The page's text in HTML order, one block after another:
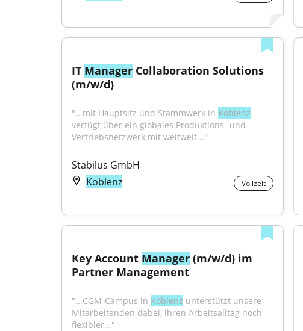
IT Manager Collaboration Solutions
(m/w/d)
"...mit Hauptsitz und Stammwerk in Koblenz
verfügt über ein globales Produktions- und
Vertriebsnetzwerk mit weltweit..."
Stabilus GmbH
Koblenz
Vollzeit
Key Account Manager (m/w/d) im
Partner Management
"...CGM-Campus in Koblenz unterstützt unsere
Mitarbeitenden dabei, ihren Arbeitsalltag noch
flexibler..."